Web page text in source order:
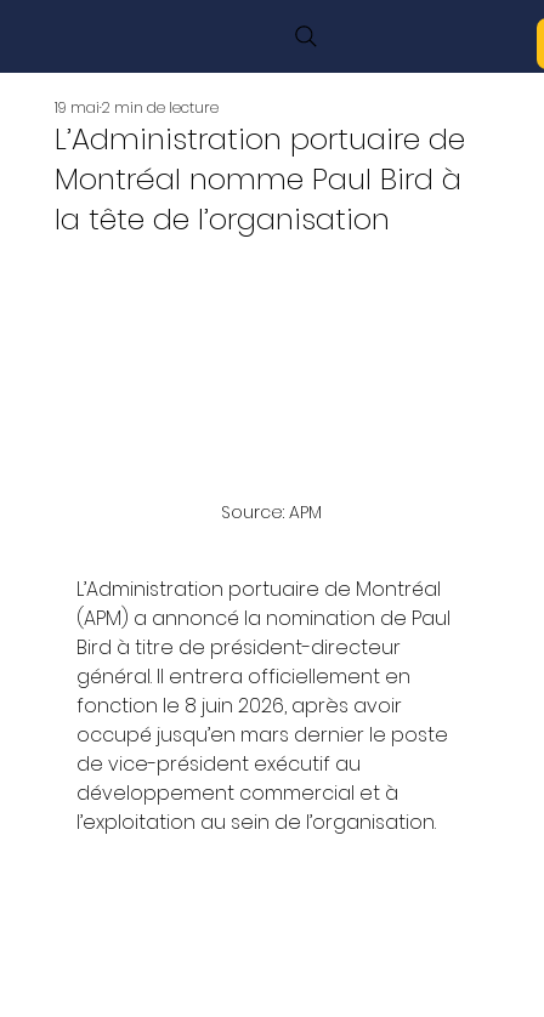
L’Administration portuaire de
Montréal nomme Paul Bird à
la tête de l’organisation
19 mai2 min de lecture
Source: APM
L’Administration portuaire de Montréal
(APM) a annoncé la nomination de Paul
Bird à titre de président-directeur
général. Il entrera officiellement en
fonction le 8 juin 2026, après avoir
occupé jusqu’en mars dernier le poste
de vice-président exécutif au
développement commercial et à
l’exploitation au sein de l’organisation.